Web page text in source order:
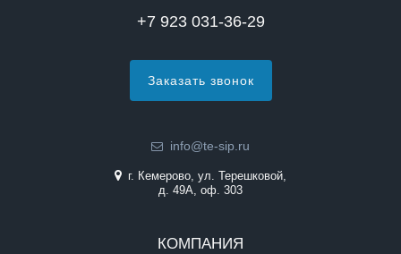
+7 923 031-36-29
Заказать звонок
info@te-sip.ru
г. Кемерово, ул. Терешковой,
д. 49А, оф. 303
КОМПАНИЯ